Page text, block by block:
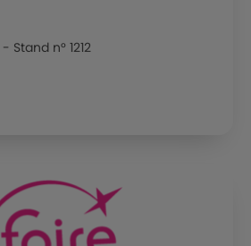
Stand n° 1212